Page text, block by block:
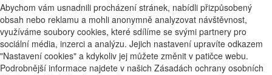
Abychom vám usnadnili procházení stránek, nabídli přizpůsobený
obsah nebo reklamu a mohli anonymně analyzovat návštěvnost,
využíváme soubory cookies, které sdílíme se svými partnery pro
sociální média, inzerci a analýzu. Jejich nastavení upravíte odkazem
"Nastavení cookies" a kdykoliv jej můžete změnit v patičce webu.
Podrobnější informace najdete v našich Zásadách ochrany osobních